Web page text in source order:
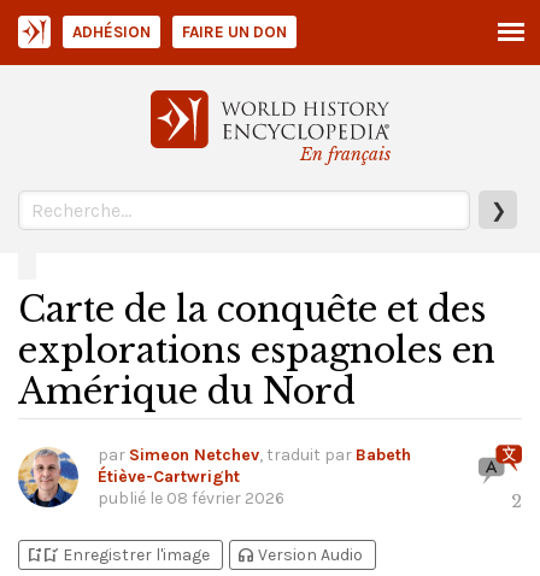
En français
❯
ADHÉSION FAIRE UN DON
Carte de la conquête et des
explorations espagnoles en
Amérique du Nord
par Simeon Netchev, traduit par Babeth
Étiève-Cartwright
publié le 08 février 2026 2
bookmark_addbookmark_added Enregistrer l'image headphones Version Audio